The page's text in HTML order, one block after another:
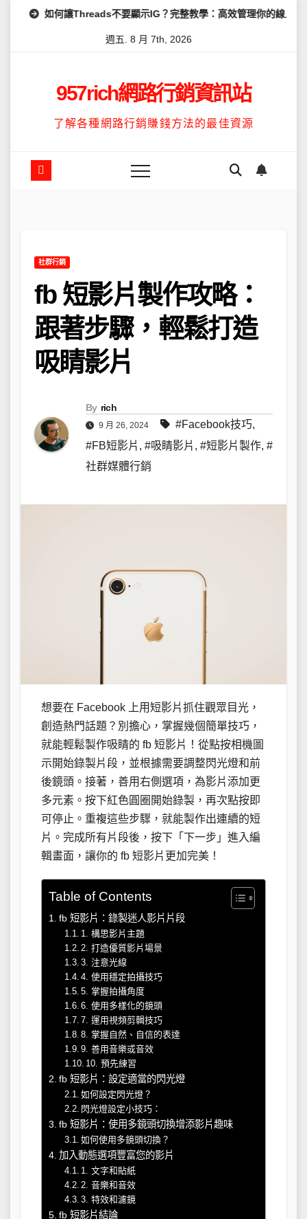
不要顯示IG？完整教學：高效管理你的線上隱私與數據安全
週五. 8 月 7th, 2026
957rich網路行銷資訊站
了解各種網路行銷賺錢方法的最佳資源
社群行銷
fb 短影片製作攻略：
跟著步驟，輕鬆打造
吸睛影片
By rich
9 月 26, 2024 #Facebook技巧,
#FB短影片 , #吸睛影片 , #短影片製作, #
社群媒體行銷
想要在 Facebook 上用短影片抓住觀眾目光，
創造熱門話題？別擔心，掌握幾個簡單技巧，
就能輕鬆製作吸睛的 fb 短影片！從點按相機圖
示開始錄製片段，並根據需要調整閃光燈和前
後鏡頭。接著，善用右側選項，為影片添加更
多元素。按下紅色圓圈開始錄製，再次點按即
可停止。重複這些步驟，就能製作出連續的短
片。完成所有片段後，按下「下一步」進入編
輯畫面，讓你的 fb 短影片更加完美！
Table of Contents
fb 短影片：錄製迷人影片片段
1. 構思影片主題
2. 打造優質影片場景
3. 注意光線
4. 使用穩定拍攝技巧
5. 掌握拍攝角度
6. 使用多樣化的鏡頭
7. 運用視頻剪輯技巧
8. 掌握自然、自信的表達
9. 善用音樂或音效
10. 預先練習
fb 短影片：設定適當的閃光燈
如何設定閃光燈？
閃光燈設定小技巧：
fb 短影片：使用多鏡頭切換增添影片趣味
如何使用多鏡頭切換？
加入動態選項豐富您的影片
1. 文字和貼紙
2. 音樂和音效
3. 特效和濾鏡
fb 短影片結論